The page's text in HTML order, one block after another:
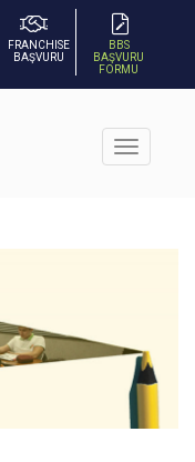
BBS
BAŞVURU
FORMU
FRANCHISE
BAŞVURU